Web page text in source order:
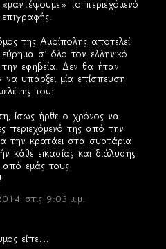
το περιεχόμενό
της Αμφίπολης αποτελεί
σ’ όλο τον ελληνικό
εφηβεία. Δεν θα ήταν
να υπάρξει μία επίσπευση
του;
ίσως ήρθε ο χρόνος να
περιεχόμενό της από την
την κρατάει στα συρτάρια
κάθε εικασίας και διάλυσης
εμάς τους
στις 9:03 μ.μ.
είπε…